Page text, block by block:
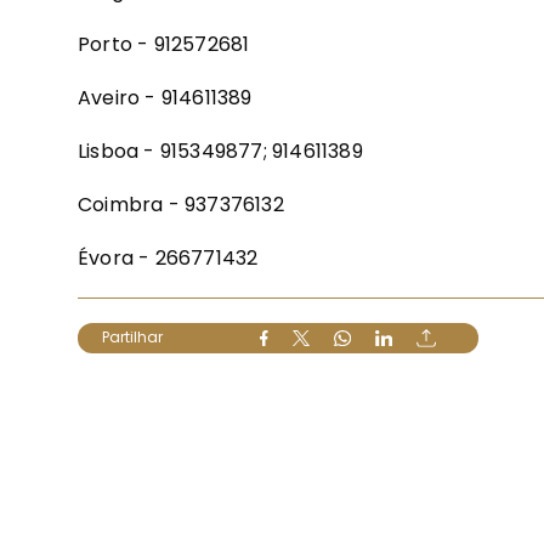
Porto - 912572681
Aveiro - 914611389
Lisboa - 915349877; 914611389
Coimbra - 937376132
Évora - 266771432
Partilhar